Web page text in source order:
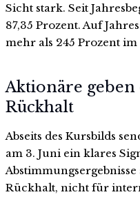
Sicht stark. Seit
87,35 Prozent. Auf
mehr als 245 Prozent
Aktionäre
Rückhalt
Abseits des Kursbilds
am 3. Juni ein klares
Rückhalt, nicht für